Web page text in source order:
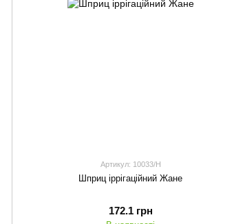
Артикул: 10033/H
Шприц іррігаційний Жане
172.1 грн